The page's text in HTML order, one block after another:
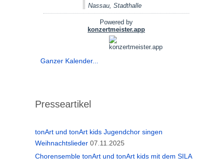
Ganzer Kalender...
Presseartikel
tonArt und tonArt kids Jugendchor singen
Weihnachtslieder 07.11.2025
Chorensemble tonArt und tonArt kids mit dem SILA